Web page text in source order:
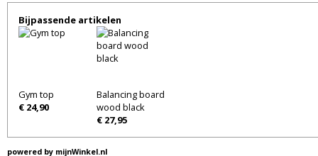
Bijpassende artikelen
Gym top
€ 24,90
Balancing board
wood black
€ 27,95
powered by mijnWinkel.nl